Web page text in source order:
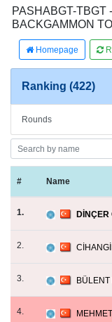
PASHABGT-TBGT
BACKGAMMON
Homepage
Ranking (422)
Rounds
# Name
1. DİNÇER
2.
3.
4.